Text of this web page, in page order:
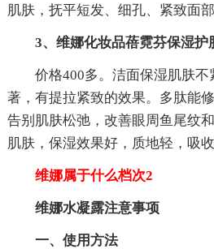
肌肤，抚平短发、细孔、紧致面部
3、维娜化妆品蓓霓芬保湿护
价格400多。洁面保湿肌肤
著，有提拉紧致的效果。多肽能
告别肌肤松弛，改善眼周鱼尾纹
肌肤，保湿效果好，质地轻，吸收
维娜属于什么档次2
维娜水凝露注意事项
一、使用方法